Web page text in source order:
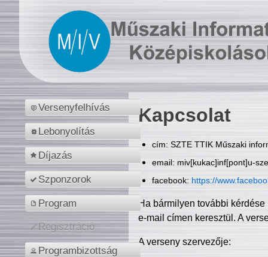
Versenyfelhívás
Lebonyolítás
Díjazás
Szponzorok
Program
Regisztráció
Programbizottság
Kapcsolat
cím: SZTE TTIK Műszaki
email: miv[kukac]inf[pont]u-
facebook: https://
Ha bármilyen további
e-mail címen keresztül. A
A verseny szervezője: